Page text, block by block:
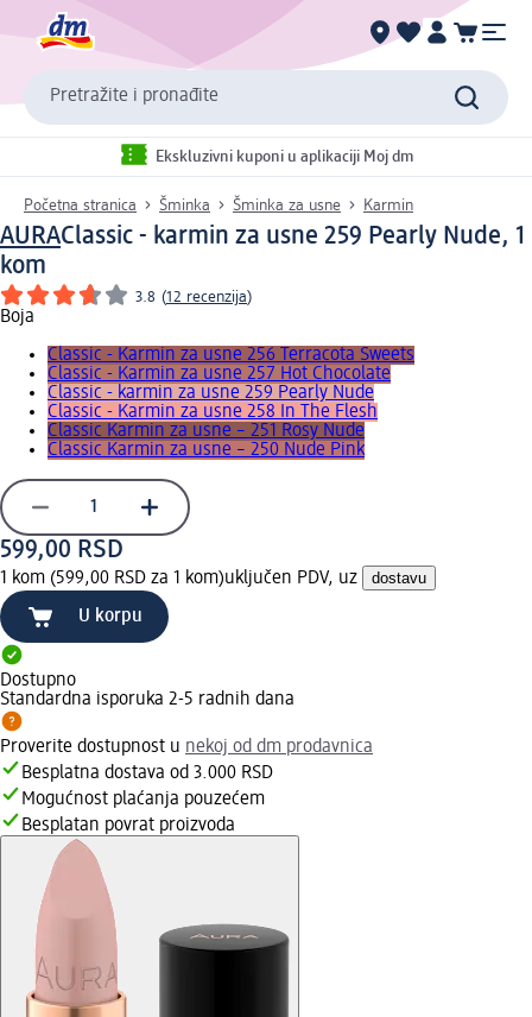
Pretražite i pronađite
Ekskluzivni kuponi u aplikaciji Moj dm
Početna stranica Šminka Šminka za usne Karmin
AURAClassic - karmin za usne 259 Pearly Nude, 1
kom
3.8 (12 recenzija)
Boja
Classic - Karmin za usne 256 Terracota Sweets
Classic - Karmin za usne 257 Hot Chocolate
Classic - karmin za usne 259 Pearly Nude
Classic - Karmin za usne 258 In The Flesh
Classic Karmin za usne – 251 Rosy Nude
Classic Karmin za usne – 250 Nude Pink
599,00 RSD
1 kom (599,00 RSD za 1 kom)uključen PDV, uz dostavu
U korpu
Dostupno
Standardna isporuka 2-5 radnih dana
Proverite dostupnost u nekoj od dm prodavnica
Besplatna dostava od 3.000 RSD
Mogućnost plaćanja pouzećem
Besplatan povrat proizvoda